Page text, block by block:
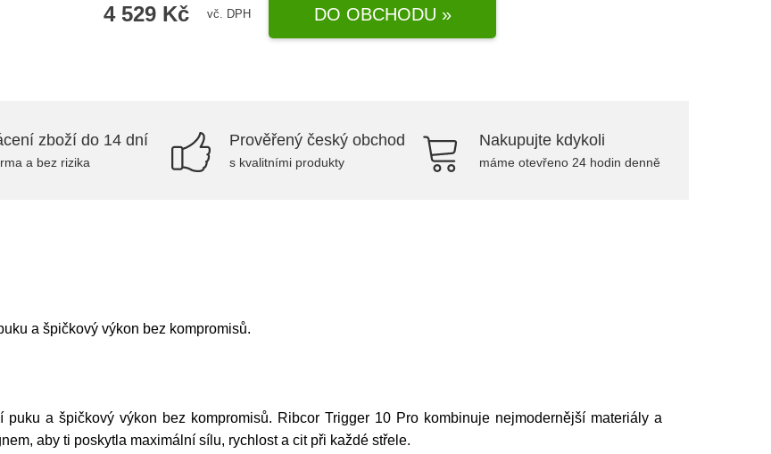
4 529 Kč vč. DPH DO OBCHODU »
zboží do 14 dní
a bez rizika
Prověřený český obchod
s kvalitními produkty
Nakupujte kdykoli
máme otevřeno 24 hodin denně
a špičkový výkon bez kompromisů.
a špičkový výkon bez kompromisů. Ribcor Trigger 10 Pro kombinuje nejmodernější materiály a
aby ti poskytla maximální sílu, rychlost a cit při každé střele.